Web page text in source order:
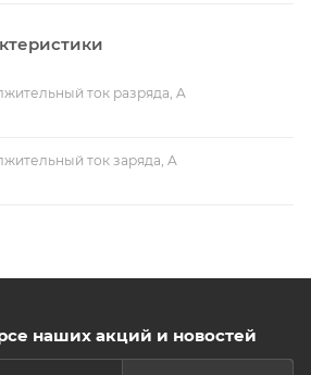
ток разряда, A
ток заряда, A
наших акций и новостей